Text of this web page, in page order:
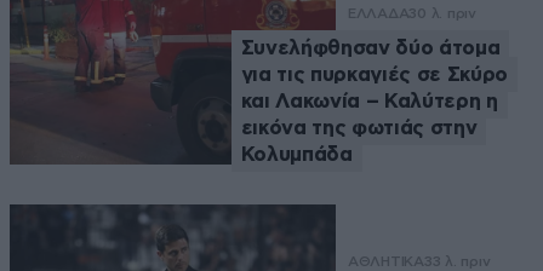
ΕΛΛΑΔΑ30 λ. πριν
Συνελήφθησαν δύο άτομα
για τις πυρκαγιές σε Σκύρο
και Λακωνία – Καλύτερη η
εικόνα της φωτιάς στην
Κολυμπάδα
ΑΘΛΗΤΙΚΑ33 λ. πριν